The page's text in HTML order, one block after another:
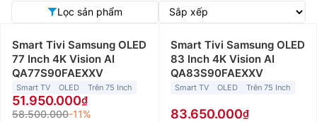
Lọc sản phẩm
Smart Tivi Samsung OLED
77 Inch 4K Vision AI
QA77S90FAEXXV
Smart TV OLED Trên 75 Inch
51.950.000
58.500.000-11%
Smart Tivi Samsung OLED
83 Inch 4K Vision AI
QA83S90FAEXXV
Smart TV OLED Trên 75 Inch
83.650.000